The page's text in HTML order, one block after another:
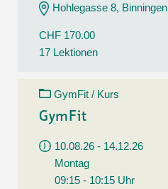
Hohlegasse 8, Binningen
CHF 170.00
17 Lektionen
GymFit / Kurs
GymFit
10.08.26 - 14.12.26
Montag
09:15 - 10:15 Uhr